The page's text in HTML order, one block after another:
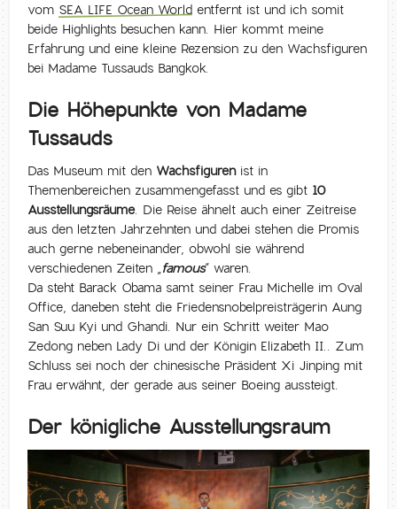
vom SEA LIFE Ocean World entfernt ist und ich somit
beide Highlights besuchen kann. Hier kommt meine
Erfahrung und eine kleine Rezension zu den Wachsfiguren
bei Madame Tussauds Bangkok.
Die Höhepunkte von Madame
Tussauds
Das Museum mit den Wachsfigurenist in
Themenbereichen zusammengefasst und es gibt 10
Ausstellungsräume. Die Reise ähnelt auch einer Zeitreise
aus den letzten Jahrzehnten und dabei stehen die Promis
auch gerne nebeneinander, obwohl sie während
verschiedenen Zeiten „famous“ waren.
Da steht Barack Obama samt seiner Frau Michelle im Oval
Office, daneben steht die Friedensnobelpreisträgerin Aung
San Suu Kyi und Ghandi. Nur ein Schritt weiter Mao
Zedong neben Lady Di und der Königin Elizabeth II.. Zum
Schluss sei noch der chinesische Präsident Xi Jinping mit
Frau erwähnt, der gerade aus seiner Boeing aussteigt.
Der königliche Ausstellungsraum